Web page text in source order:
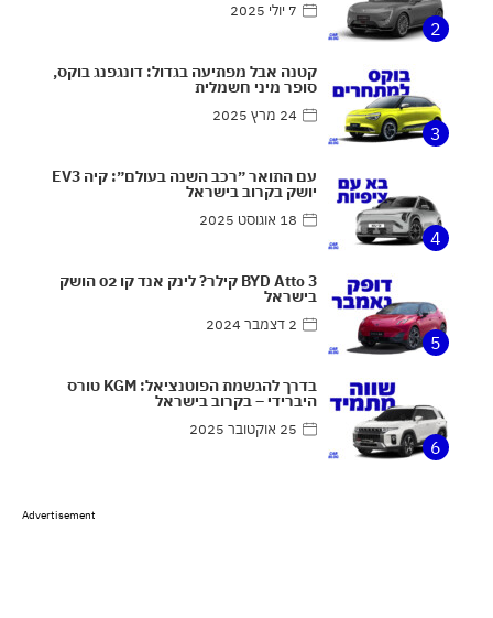
2
7 יולי 2025
3
קטנה אבל מפתיעה בגדול: דונגפנג בוקס,
סופר מיני חשמלית
24 מרץ 2025
4
עם התואר ״רכב השנה בעולם״: קיה EV3
יושק בקרוב בישראל
18 אוגוסט 2025
5
BYD Atto 3 קילר? לינק אנד קו 02 הושק
בישראל
2 דצמבר 2024
6
בדרך להגשמת הפוטנציאל: KGM טורס
היברידי – בקרוב בישראל
25 אוקטובר 2025
Advertisement